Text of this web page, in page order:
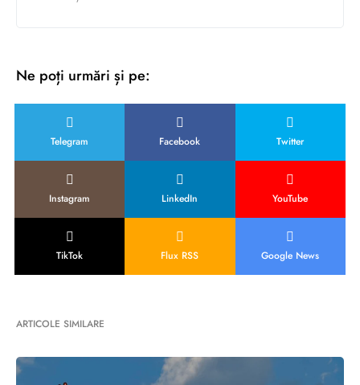
Ne poți urmări și pe:
Telegram Facebook Twitter
Instagram LinkedIn YouTube
TikTok Flux RSS Google News
ARTICOLE SIMILARE